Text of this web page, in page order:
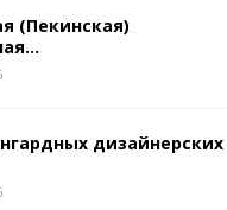
(Пекинская)
дизайнерских